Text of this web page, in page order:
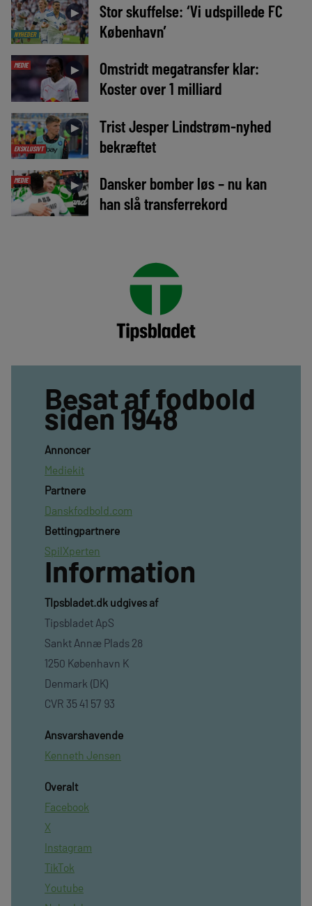
NYHEDER
►
Stor skuffelse: ‘Vi udspillede FC
København’
MEDIE ►
Omstridt megatransfer klar:
Koster over 1 milliard
EKSKLUSIVT
►
Trist Jesper Lindstrøm-nyhed
bekræftet
MEDIE ►
Dansker bomber løs – nu kan
han slå transferrekord
Besat af fodbold
siden 1948
Annoncer
Mediekit
Partnere
Danskfodbold.com
Bettingpartnere
SpilXperten
Information
TIpsbladet.dk udgives af
Tipsbladet ApS
Sankt Annæ Plads 28
1250 København K
Denmark (DK)
CVR 35 41 57 93
Ansvarshavende
Kenneth Jensen
Overalt
Facebook
X
Instagram
TikTok
Youtube